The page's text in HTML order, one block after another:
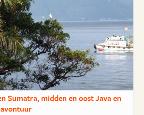
Sumatra, midden en oost Java en